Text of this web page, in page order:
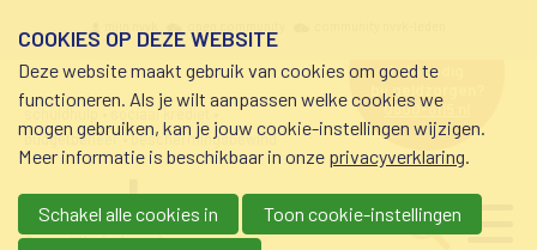
schuldhulp • sociaal krediet •
budgetbeheer • beschermingsbewind
hulp nodig
bij geldzorgen?
0800-8115.nl
Main navigation
COOKIES OP DEZE WEBSITE
Deze website maakt gebruik van cookies om goed te
functioneren. Als je wilt aanpassen welke cookies we
mogen gebruiken, kan je jouw cookie-instellingen wijzigen.
Meer informatie is beschikbaar in onze privacyverklaring.
Schakel alle cookies in
Toon cookie-instellingen